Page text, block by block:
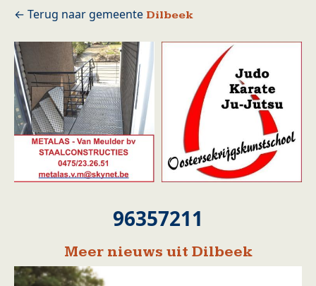
Dilbeek
96357211
Meer nieuws uit Dilbeek